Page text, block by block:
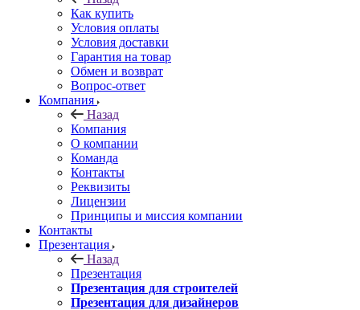
Как купить
Условия оплаты
Условия доставки
Гарантия на товар
Обмен и возврат
Вопрос-ответ
Компания
Назад
Компания
О компании
Команда
Контакты
Реквизиты
Лицензии
Принципы и миссия компании
Контакты
Презентация
Назад
Презентация
Презентация для строителей
Презентация для дизайнеров